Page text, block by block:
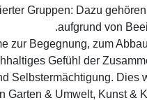
Gruppen: Dazu
aufgrund von
zur Begegnung, zum
Gefühl der
Selbstermächtigung.
& Umwelt, Kunst